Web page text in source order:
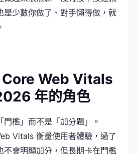
是少數你做了、對手懶得做，就
Core Web Vitals
年的角色
檻」而不是「加分題」。
Vitals 衡量使用者體驗，過了
不會明顯加分，但長期卡在門檻